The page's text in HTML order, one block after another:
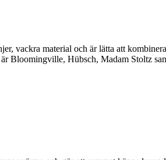
vackra material och är lätta att
Bloomingville, Hübsch, Madam Stoltz